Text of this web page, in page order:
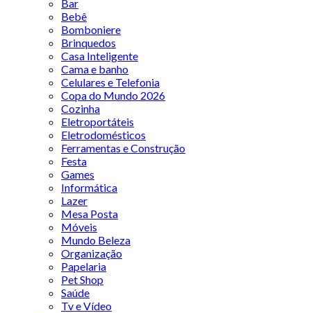
Bar
Bebê
Bomboniere
Brinquedos
Casa Inteligente
Cama e banho
Celulares e Telefonia
Copa do Mundo 2026
Cozinha
Eletroportáteis
Eletrodomésticos
Ferramentas e Construção
Festa
Games
Informática
Lazer
Mesa Posta
Móveis
Mundo Beleza
Organização
Papelaria
Pet Shop
Saúde
Tv e Vídeo